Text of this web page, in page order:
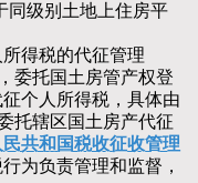
同级别土地上住房平
得税的代征管理
托国土房管产权登
个人所得税，具体由
托辖区国土房产代征
共和国税收征收管理
为负责管理和监督，